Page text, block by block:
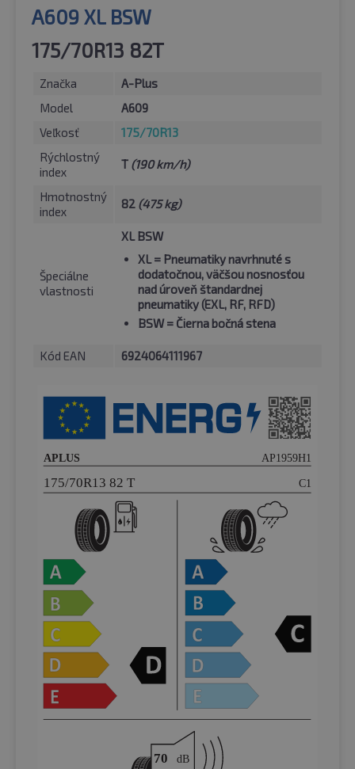
A609 XL BSW
175/70R13 82T
Značka
A-Plus
Model
A609
Veľkosť
175/70R13
Rýchlostný
index
T (190 km/h)
Hmotnostný
index
82 (475 kg)
Špeciálne
vlastnosti
XL BSW
XL = Pneumatiky navrhnuté s
dodatočnou, väčšou nosnosťou
nad úroveň štandardnej
pneumatiky (EXL, RF, RFD)
BSW = Čierna bočná stena
Kód EAN 6924064111967